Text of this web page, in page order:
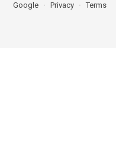
Google Privacy Terms